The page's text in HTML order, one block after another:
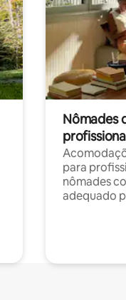
Nômades
para
nômades
adequado